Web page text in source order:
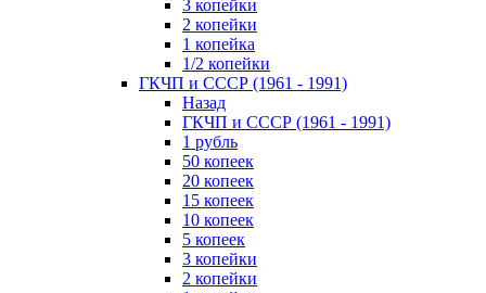
3 копейки
2 копейки
1 копейка
1/2 копейки
ГКЧП и СССР (1961 - 1991)
Назад
ГКЧП и СССР (1961 - 1991)
1 рубль
50 копеек
20 копеек
15 копеек
10 копеек
5 копеек
3 копейки
2 копейки